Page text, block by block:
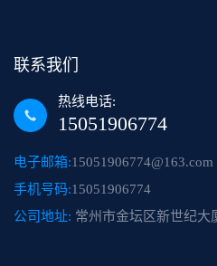
联系我们
热线电话:
15051906774
电子邮箱:15051906774@163.com
手机号码:15051906774
公司地址: 常州市金坛区新世纪大